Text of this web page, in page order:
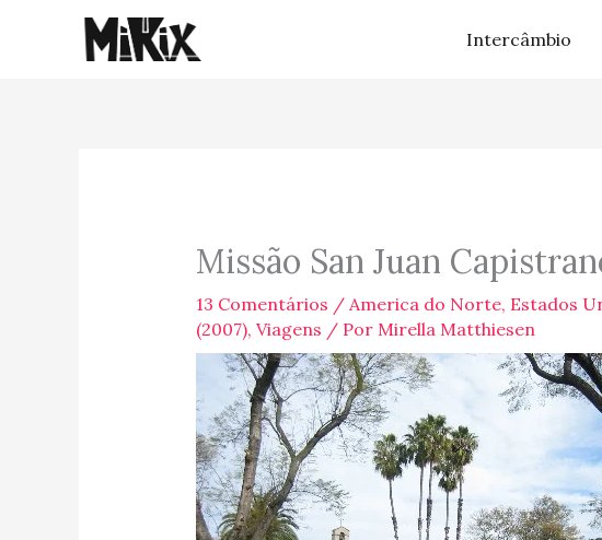
Intercâmbio
Missão San Juan
13 Comentários / America do Norte, Estados
(2007), Viagens / Por Mirella Matthiesen